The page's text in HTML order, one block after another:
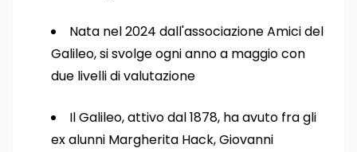
Nata nel 2024 dall'associazione Amici del
Galileo, si svolge ogni anno a maggio con
due livelli di valutazione
Il Galileo, attivo dal 1878, ha avuto fra gli
ex alunni Margherita Hack, Giovanni